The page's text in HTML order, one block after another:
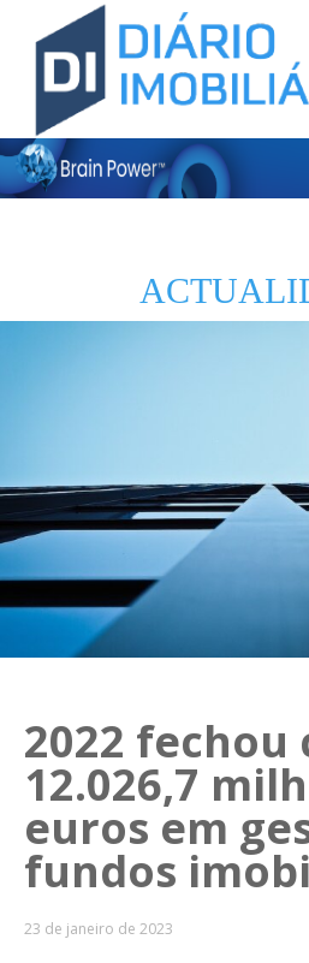
2022 fechou
12.026,7
euros em
fundos
23 de janeiro de 2023